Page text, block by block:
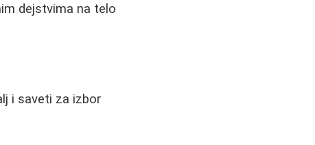
dejstvima na telo
i saveti za izbor